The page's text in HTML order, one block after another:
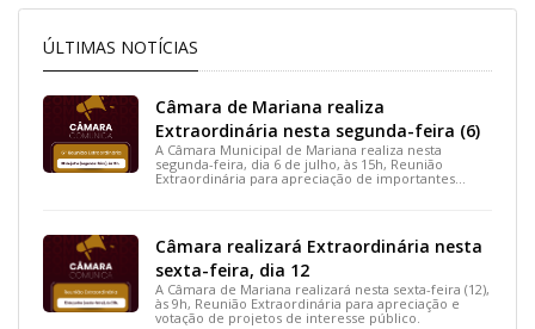
ÚLTIMAS NOTÍCIAS
Câmara de Mariana realiza
Extraordinária nesta segunda-feira (6)
A Câmara Municipal de Mariana realiza nesta
segunda-feira, dia 6 de julho, às 15h, Reunião
Extraordinária para apreciação de importantes
Câmara realizará Extraordinária nesta
sexta-feira, dia 12
A Câmara de Mariana realizará nesta sexta-feira (12),
às 9h, Reunião Extraordinária para apreciação e
votação de projetos de interesse público.